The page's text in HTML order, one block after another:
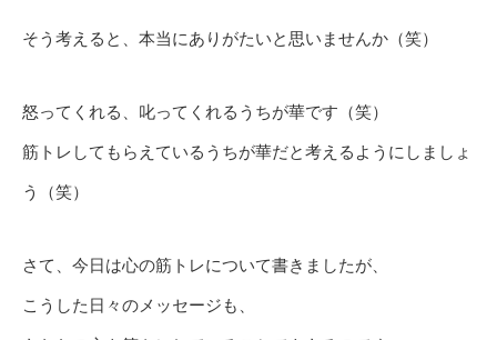
そう考えると、本当にありがたいと思いませんか（笑）
怒ってくれる、叱ってくれるうちが華です（笑）
筋トレしてもらえているうちが華だと考えるようにしましょ
う（笑）
さて、今日は心の筋トレについて書きましたが、
こうした日々のメッセージも、